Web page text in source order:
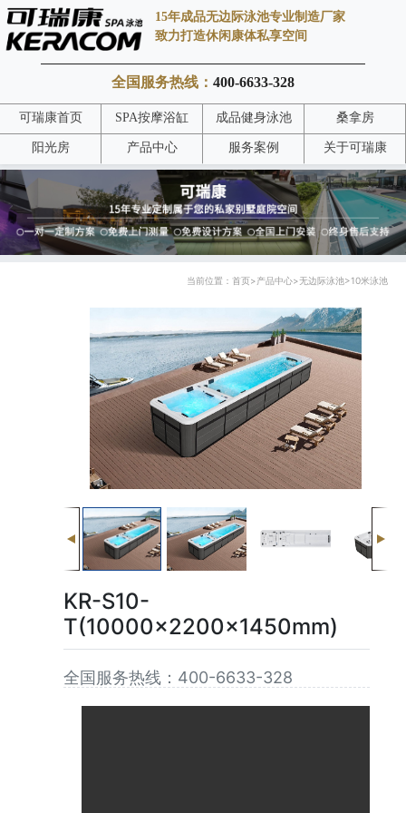
15年成品无边际泳池专业制造厂家
致力打造休闲康体私享空间
全国服务热线： 400-6633-328
可瑞康首页 SPA按摩浴缸 成品健身泳池 桑拿房
阳光房 产品中心 服务案例 关于可瑞康
当前位置： 首页>产品中心>无边际泳池>10米泳池
KR-S10-
T(10000x2200x1450mm)
全国服务热线：400-6633-328